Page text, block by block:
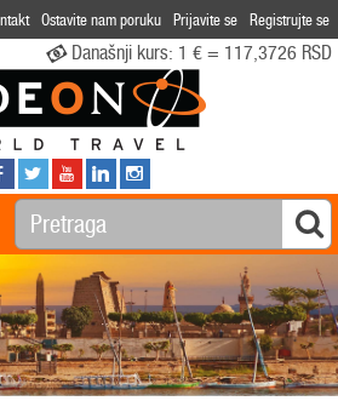
Ostavite nam poruku Prijavite se Registrujte se
Današnji kurs: 1 € = 117,3726 RSD